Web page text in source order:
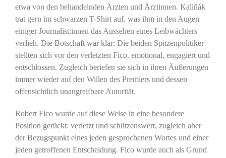
etwa von den behandelnden Ärzten und Ärztinnen. Kaliňák
trat gern im schwarzen T-Shirt auf, was ihm in den Augen
einiger Journalist:innen das Aussehen eines Leibwächters
verlieh. Die Botschaft war klar: Die beiden Spitzenpolitiker
stellten sich vor den verletzten Fico, emotional, engagiert und
entschlossen. Zugleich beriefen sie sich in ihren Äußerungen
immer wieder auf den Willen des Premiers und dessen
offensichtlich unangreifbare Autorität.
Robert Fico wurde auf diese Weise in eine besondere
Position gerückt: verletzt und schützenswert, zugleich aber
der Bezugspunkt eines jeden gesprochenen Wortes und einer
jeden getroffenen Entscheidung. Fico wurde auch als Grund